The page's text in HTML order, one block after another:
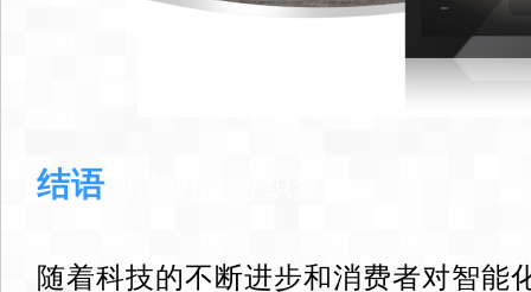
结语
随着科技的不断进步和消费者对智能